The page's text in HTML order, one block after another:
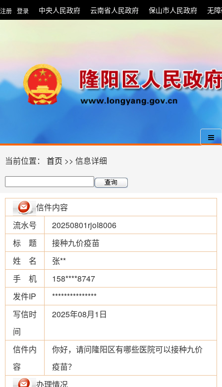
注册 | 登录 中央人民政府 云南省人民政府 保山市人民政府 无
当前位置： 首页 >> 信息详细
信件内容
流水号
20250801rjoI8006
标 题
接种九价疫苗
姓 名
张**
手 机
158****8747
发件IP
***************
写信时
间
2025年08月1日
信件内
容
你好，请问隆阳区有哪些医院可以接种九价
疫苗？
办理情况